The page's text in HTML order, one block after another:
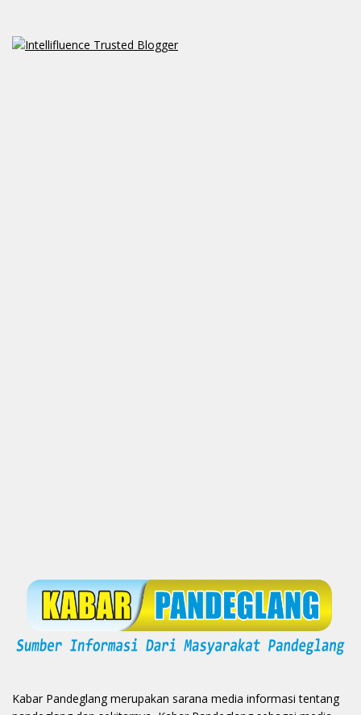
Kabar Pandeglang merupakan sarana media informasi tentang